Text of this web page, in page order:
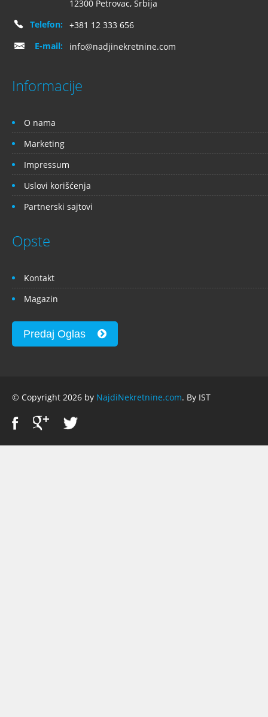
12300 Petrovac, Srbija
Telefon:
+381 12 333 656
E-mail:
info@nadjinekretnine.com
Informacije
O nama
Marketing
Impressum
Uslovi korišćenja
Partnerski sajtovi
Opste
Kontakt
Magazin
Predaj Oglas
© Copyright 2026 by NajdiNekretnine.com. By IST